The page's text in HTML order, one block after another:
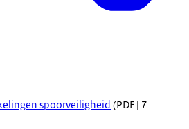
spoorveiligheid (PDF | 7